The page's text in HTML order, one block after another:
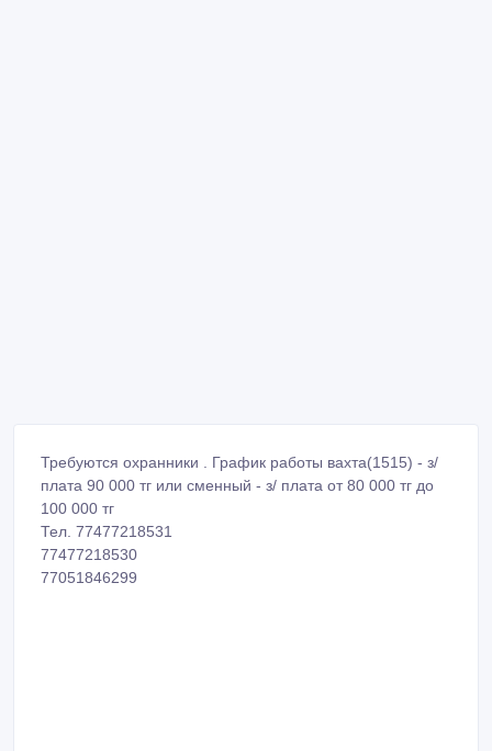
Требуются охранники . График работы вахта(1515) - з/
плата 90 000 тг или сменный - з/ плата от 80 000 тг до
100 000 тг
Тел. 77477218531
77477218530
77051846299